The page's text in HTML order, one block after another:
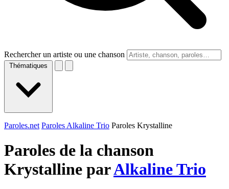
Rechercher un artiste ou une chanson
Thématiques
Paroles.net Paroles Alkaline Trio Paroles Krystalline
Paroles de la chanson
Krystalline parAlkaline Trio